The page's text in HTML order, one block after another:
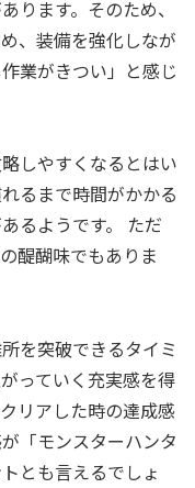
ります。そのため、
、装備を強化しなが
業がきつい」と感じ
しやすくなるとはい
るまで時間がかかる
るようです。 ただ
醍醐味でもありま
を突破できるタイミ
っていく充実感を得
リアした時の達成感
「モンスターハンタ
とも言えるでしょ